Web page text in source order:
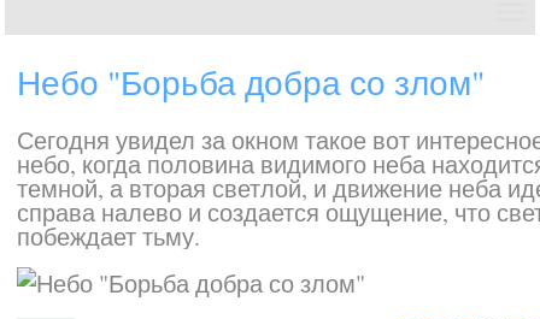
Небо "Борьба добра со злом"
Сегодня увидел за окном такое вот
небо, когда половина видимого неба
темной, а вторая светлой, и движение неба
справа налево и создается ощущение, что
побеждает тьму.